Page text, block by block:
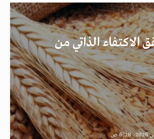
الاكتفاء الذاتي من